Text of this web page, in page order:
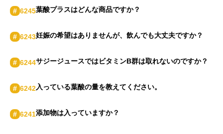
# 6245葉酸プラスはどんな商品ですか？
# 6243妊娠の希望はありませんが、飲んでも⼤丈夫ですか？
# 6244サジージュースではビタミンB群は取れないのですか？
# 6242⼊っている葉酸の量を教えてください。
# 6241添加物は⼊っていますか？